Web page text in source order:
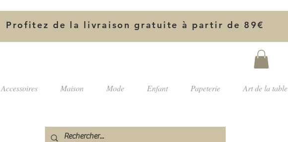
Profitez de la livraison gratuite à partir de 89€
Accessoires Maison Mode Enfant Papeterie Art de la table